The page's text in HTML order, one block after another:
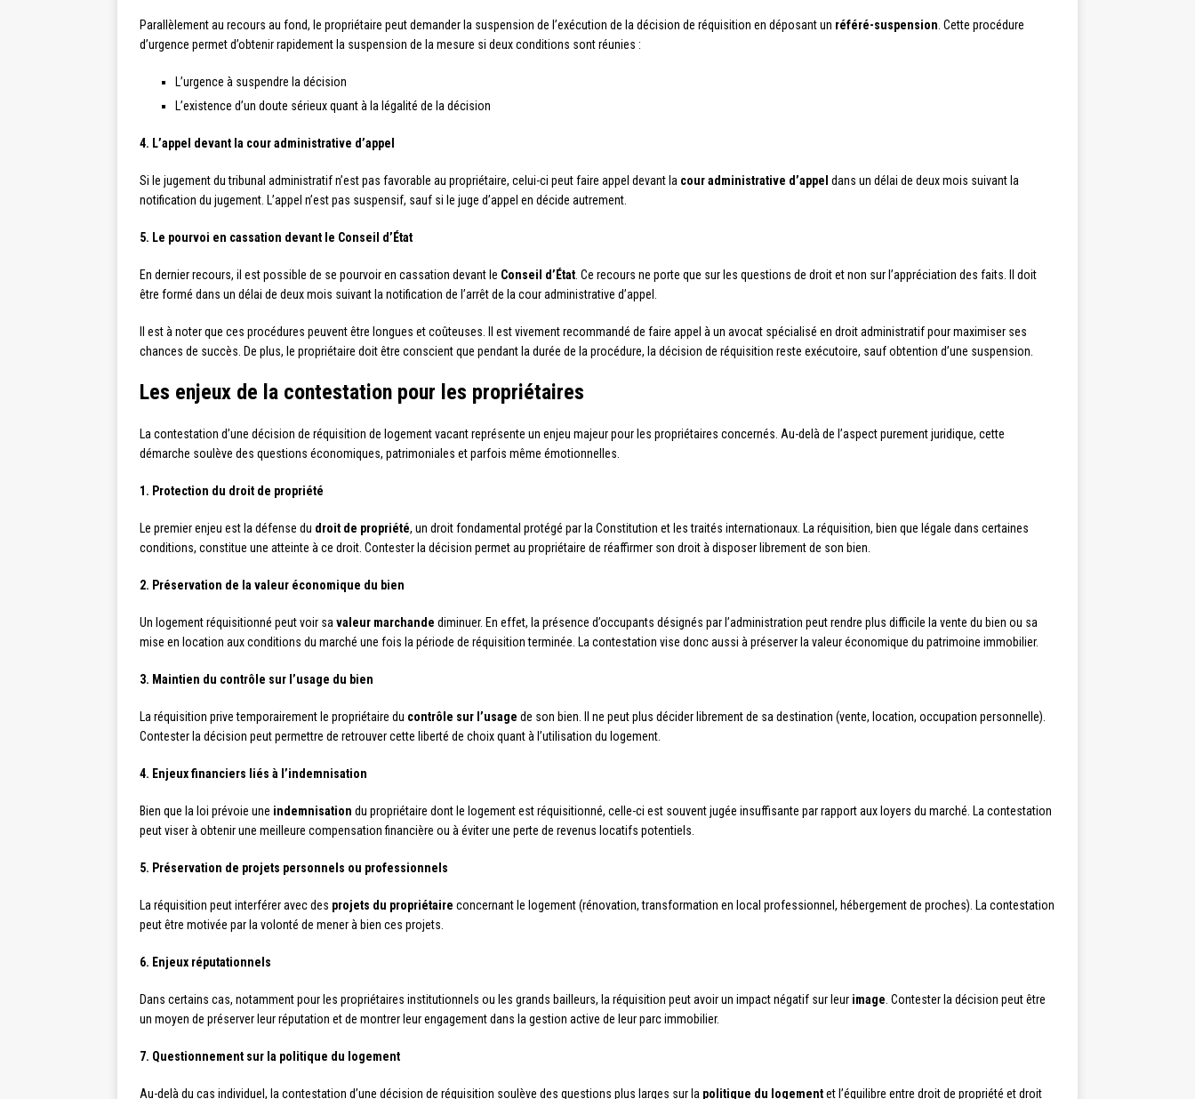
Parallèlement au recours au fond, le propriétaire peut demander la suspension de l’exécution de la décision de réquisition en déposant un référé-suspension . Cette procédure
d’urgence permet d’obtenir rapidement la suspension de la mesure si deux conditions sont réunies :
L’urgence à suspendre la décision
L’existence d’un doute sérieux quant à la légalité de la décision
4. L’appel devant la cour administrative d’appel
Si le jugement du tribunal administratif n’est pas favorable au propriétaire, celui-ci peut faire appel devant la cour administrative d’appel dans un délai de deux mois suivant la
notification du jugement. L’appel n’est pas suspensif, sauf si le juge d’appel en décide autrement.
5. Le pourvoi en cassation devant le Conseil d’État
En dernier recours, il est possible de se pourvoir en cassation devant le Conseil d’État . Ce recours ne porte que sur les questions de droit et non sur l’appréciation des faits. Il doit
être formé dans un délai de deux mois suivant la notification de l’arrêt de la cour administrative d’appel.
Il est à noter que ces procédures peuvent être longues et coûteuses. Il est vivement recommandé de faire appel à un avocat spécialisé en droit administratif pour maximiser ses
chances de succès. De plus, le propriétaire doit être conscient que pendant la durée de la procédure, la décision de réquisition reste exécutoire, sauf obtention d’une suspension.
Les enjeux de la contestation pour les propriétaires
La contestation d’une décision de réquisition de logement vacant représente un enjeu majeur pour les propriétaires concernés. Au-delà de l’aspect purement juridique, cette
démarche soulève des questions économiques, patrimoniales et parfois même émotionnelles.
1. Protection du droit de propriété
Le premier enjeu est la défense du droit de propriété, un droit fondamental protégé par la Constitution et les traités internationaux. La réquisition, bien que légale dans certaines
conditions, constitue une atteinte à ce droit. Contester la décision permet au propriétaire de réaffirmer son droit à disposer librement de son bien.
2. Préservation de la valeur économique du bien
Un logement réquisitionné peut voir sa valeur marchande diminuer. En effet, la présence d’occupants désignés par l’administration peut rendre plus difficile la vente du bien ou sa
mise en location aux conditions du marché une fois la période de réquisition terminée. La contestation vise donc aussi à préserver la valeur économique du patrimoine immobilier.
3. Maintien du contrôle sur l’usage du bien
La réquisition prive temporairement le propriétaire du contrôle sur l’usage de son bien. Il ne peut plus décider librement de sa destination (vente, location, occupation personnelle).
Contester la décision peut permettre de retrouver cette liberté de choix quant à l’utilisation du logement.
4. Enjeux financiers liés à l’indemnisation
Bien que la loi prévoie une indemnisation du propriétaire dont le logement est réquisitionné, celle-ci est souvent jugée insuffisante par rapport aux loyers du marché. La contestation
peut viser à obtenir une meilleure compensation financière ou à éviter une perte de revenus locatifs potentiels.
5. Préservation de projets personnels ou professionnels
La réquisition peut interférer avec des projets du propriétaire concernant le logement (rénovation, transformation en local professionnel, hébergement de proches). La contestation
peut être motivée par la volonté de mener à bien ces projets.
6. Enjeux réputationnels
Dans certains cas, notamment pour les propriétaires institutionnels ou les grands bailleurs, la réquisition peut avoir un impact négatif sur leur image . Contester la décision peut être
un moyen de préserver leur réputation et de montrer leur engagement dans la gestion active de leur parc immobilier.
7. Questionnement sur la politique du logement
Au-delà du cas individuel, la contestation d’une décision de réquisition soulève des questions plus larges sur la politique du logementet l’équilibre entre droit de propriété et droit